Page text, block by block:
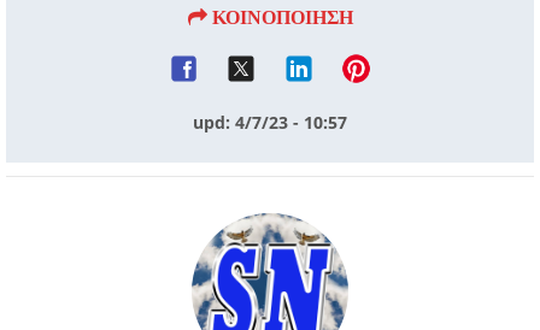
ΚΟΙΝΟΠΟΙΗΣΗ
upd: 4/7/23 - 10:57